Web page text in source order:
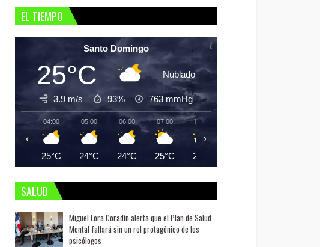
EL TIEMPO
Santo Domingo
25°C Nublado
3.9 m/s 93% 763 mmHg
04:00
25°C
05:00
24°C
06:00
24°C
07:00
25°C
08:00
26°C
‹ ›
SALUD
Miguel Lora Coradín alerta que el Plan de Salud
Mental fallará sin un rol protagónico de los
psicólogos